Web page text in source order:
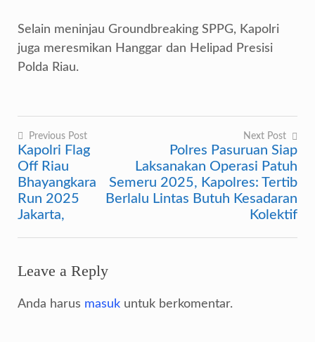
Selain meninjau Groundbreaking SPPG, Kapolri
juga meresmikan Hanggar dan Helipad Presisi
Polda Riau.
Navigasi
pos
Previous Post
Kapolri Flag
Off Riau
Bhayangkara
Run 2025
Jakarta,
Next Post
Polres Pasuruan Siap
Laksanakan Operasi Patuh
Semeru 2025, Kapolres: Tertib
Berlalu Lintas Butuh Kesadaran
Kolektif
Leave a Reply
Anda harus masuk untuk berkomentar.